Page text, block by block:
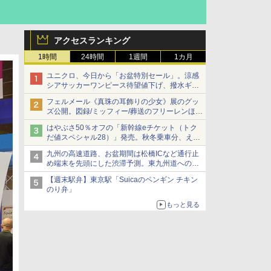
アクセスランキング
1時間 24時間 1週間 1カ月
ユニクロ、今日から「お盆特別セール」。涼感
シアサッカーワンピース待望値下げ、撥水ギア
ショーツは1990円に
フェルメール《真珠の耳飾りの少女》展のグッ
ズ公開。図録/ミッフィー/葬送のフリーレンほ
か、注目ブランドコラボが実現
はやぶさ50％オフの「新幹線eチケット（トク
だ値スペシャル28）」発売。秋冬乗車分、えき
ねっと限定
九州の高速道路、お盆期間は松橋ICなど通行止
め端末を先頭にした渋滞予測。東九州道への迂
回は料金調整を実施
【週末駅弁】東京駅「Suicaのペンギン チキン
のり弁」
もっと見る